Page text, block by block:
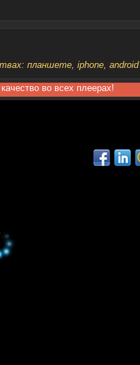
планшете, iphone, android
во всех плеерах!